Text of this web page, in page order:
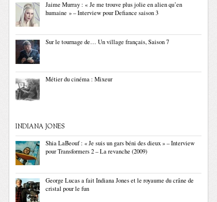
Jaime Murray : « Je me trouve plus jolie en alien qu’en
humaine » – Interview pour Defiance saison 3
Sur le tournage de… Un village français, Saison 7
Métier du cinéma : Mixeur
INDIANA JONES
Shia LaBeouf : « Je suis un gars béni des dieux » – Interview
pour Transformers 2 – La revanche (2009)
George Lucas a fait Indiana Jones et le royaume du crâne de
cristal pour le fun